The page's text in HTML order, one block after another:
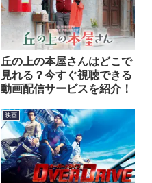
丘の上の本屋さんはどこで
見れる？今すぐ視聴できる
動画配信サービスを紹介！
映画